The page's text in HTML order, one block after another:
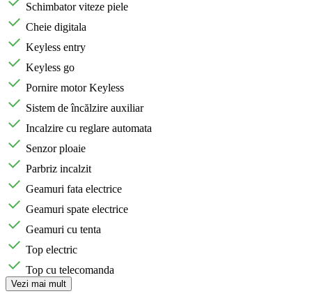
Schimbator viteze piele
Cheie digitala
Keyless entry
Keyless go
Pornire motor Keyless
Sistem de încălzire auxiliar
Incalzire cu reglare automata
Senzor ploaie
Parbriz incalzit
Geamuri fata electrice
Geamuri spate electrice
Geamuri cu tenta
Top electric
Top cu telecomanda
Vezi mai mult